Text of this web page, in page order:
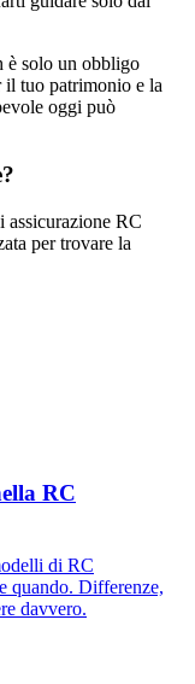
è solo un obbligo
il tuo patrimonio e la
oggi può
RC
per trovare la
RC
di RC
quando. Differenze,
davvero.